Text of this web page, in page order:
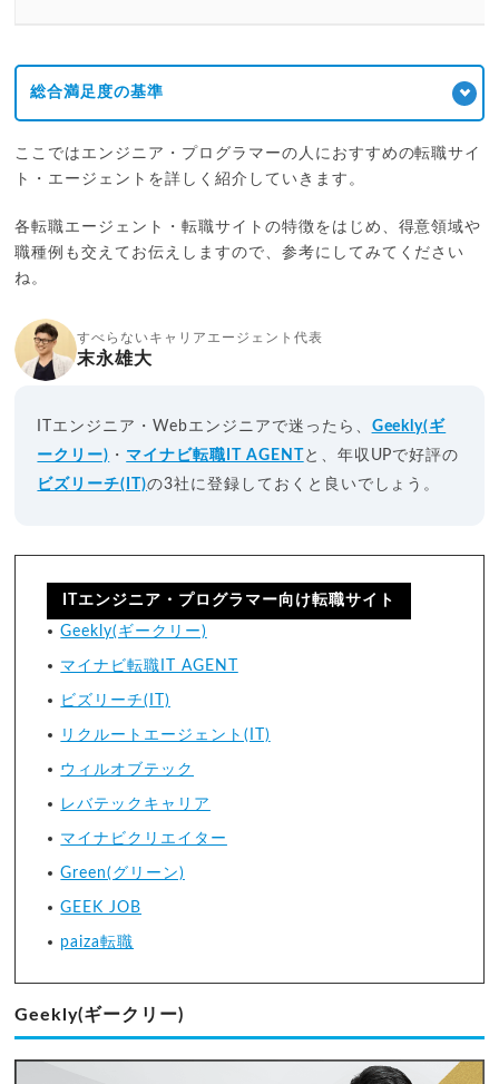
総合満足度の基準
ここではエンジニア・プログラマーの人におすすめの転職サイ
ト・エージェントを詳しく紹介していきます。
各転職エージェント・転職サイトの特徴をはじめ、得意領域や
職種例も交えてお伝えしますので、参考にしてみてください
ね。
すべらないキャリアエージェント代表
末永雄大
ITエンジニア・Webエンジニアで迷ったら、 Geekly(ギ
ークリー) ・ マイナビ転職IT AGENT と、年収UPで好評の
ビズリーチ(IT)の3社に登録しておくと良いでしょう。
ITエンジニア・プログラマー向け転職サイト
Geekly(ギークリー)
マイナビ転職IT AGENT
ビズリーチ(IT)
リクルートエージェント(IT)
ウィルオブテック
レバテックキャリア
マイナビクリエイター
Green(グリーン)
GEEK JOB
paiza転職
Geekly(ギークリー)